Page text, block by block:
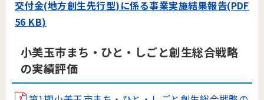
交付金(地方創生先行型)に係る事業実施結果報告(PDF
56 KB)
小美玉市まち・ひと・しごと創生総合戦略
の実績評価